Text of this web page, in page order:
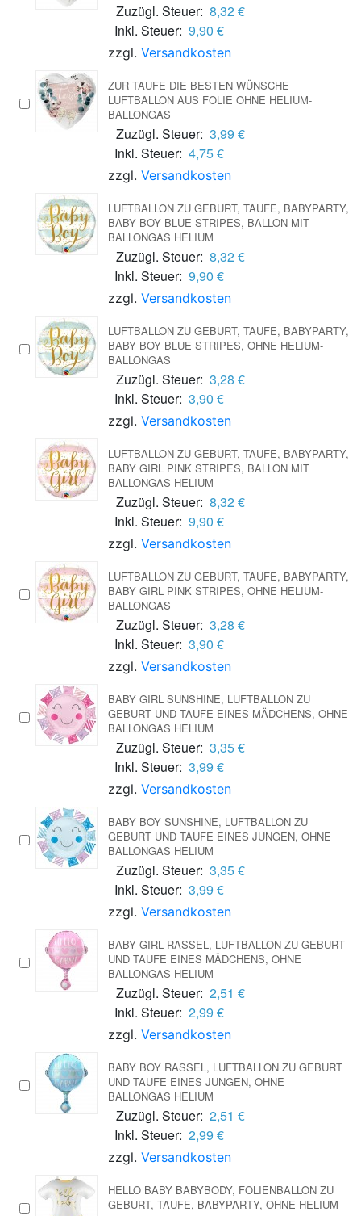
Zuzügl. Steuer: 8,32 €
Inkl. Steuer: 9,90 €
zzgl. Versandkosten
ZUR TAUFE DIE BESTEN WÜNSCHE
LUFTBALLON AUS FOLIE OHNE HELIUM-
BALLONGAS
Zuzügl. Steuer: 3,99 €
Inkl. Steuer: 4,75 €
zzgl. Versandkosten
LUFTBALLON ZU GEBURT, TAUFE, BABYPARTY,
BABY BOY BLUE STRIPES, BALLON MIT
BALLONGAS HELIUM
Zuzügl. Steuer: 8,32 €
Inkl. Steuer: 9,90 €
zzgl. Versandkosten
LUFTBALLON ZU GEBURT, TAUFE, BABYPARTY,
BABY BOY BLUE STRIPES, OHNE HELIUM-
BALLONGAS
Zuzügl. Steuer: 3,28 €
Inkl. Steuer: 3,90 €
zzgl. Versandkosten
LUFTBALLON ZU GEBURT, TAUFE, BABYPARTY,
BABY GIRL PINK STRIPES, BALLON MIT
BALLONGAS HELIUM
Zuzügl. Steuer: 8,32 €
Inkl. Steuer: 9,90 €
zzgl. Versandkosten
LUFTBALLON ZU GEBURT, TAUFE, BABYPARTY,
BABY GIRL PINK STRIPES, OHNE HELIUM-
BALLONGAS
Zuzügl. Steuer: 3,28 €
Inkl. Steuer: 3,90 €
zzgl. Versandkosten
BABY GIRL SUNSHINE, LUFTBALLON ZU
GEBURT UND TAUFE EINES MÄDCHENS, OHNE
BALLONGAS HELIUM
Zuzügl. Steuer: 3,35 €
Inkl. Steuer: 3,99 €
zzgl. Versandkosten
BABY BOY SUNSHINE, LUFTBALLON ZU
GEBURT UND TAUFE EINES JUNGEN, OHNE
BALLONGAS HELIUM
Zuzügl. Steuer: 3,35 €
Inkl. Steuer: 3,99 €
zzgl. Versandkosten
BABY GIRL RASSEL, LUFTBALLON ZU GEBURT
UND TAUFE EINES MÄDCHENS, OHNE
BALLONGAS HELIUM
Zuzügl. Steuer: 2,51 €
Inkl. Steuer: 2,99 €
zzgl. Versandkosten
BABY BOY RASSEL, LUFTBALLON ZU GEBURT
UND TAUFE EINES JUNGEN, OHNE
BALLONGAS HELIUM
Zuzügl. Steuer: 2,51 €
Inkl. Steuer: 2,99 €
zzgl. Versandkosten
HELLO BABY BABYBODY, FOLIENBALLON ZU
GEBURT, TAUFE, BABYPARTY, OHNE HELIUM